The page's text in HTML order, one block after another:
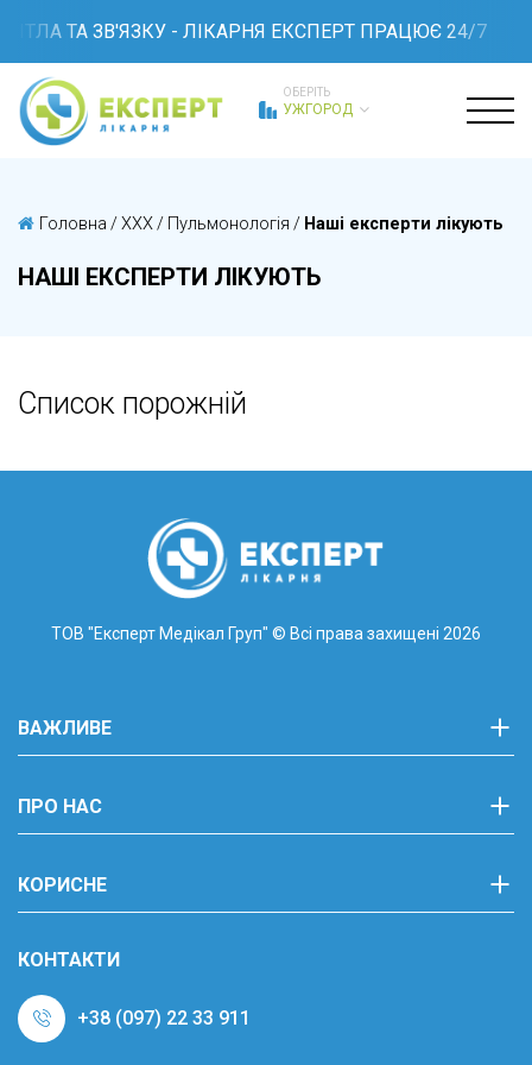
ТА ЗВ'ЯЗКУ - ЛІКАРНЯ ЕКСПЕРТ ПРАЦЮЄ 24/7
ОБЕРІТЬ
УЖГОРОД
Головна /XXX/ Пульмонологія / Наші експерти лікують
НАШІ ЕКСПЕРТИ ЛІКУЮТЬ
Список порожній
ТОВ "Експерт Медікал Груп" © Всі права захищені 2026
ВАЖЛИВЕ
ПРО НАС
КОРИСНЕ
КОНТАКТИ
+38 (097) 22 33 911